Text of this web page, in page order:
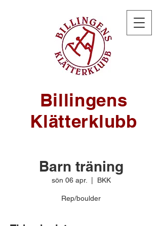
Billingens
Klätterklubb
Barn träning
sön 06 apr. BKK
Rep/boulder